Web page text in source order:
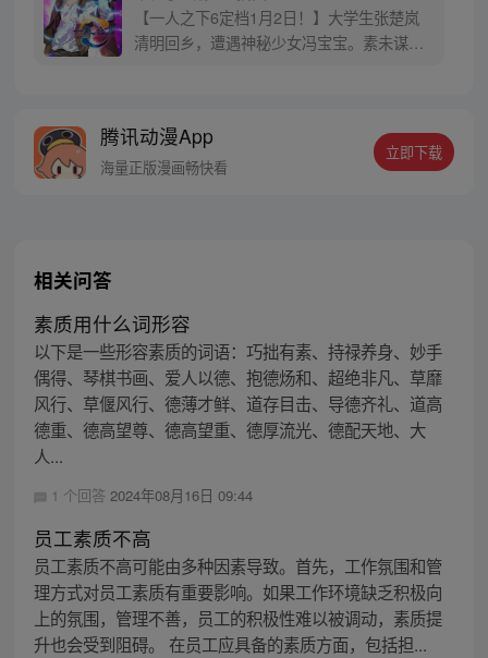
【一人之下6定档1月2日！】大学生张楚岚
清明回乡，遭遇神秘少女冯宝宝。素未谋面
密，张楚岚的生活被彻底颠覆，与冯宝宝一
同踏上“异人”之旅。
腾讯动漫App
海量正版漫画畅快看
立即下载
相关问答
素质用什么词形容
以下是一些形容素质的词语：巧拙有素、持禄养身、妙手
偶得、琴棋书画、爱人以德、抱德炀和、超绝非凡、草靡
风行、草偃风行、德薄才鲜、道存目击、导德齐礼、道高
德重、德高望尊、德高望重、德厚流光、德配天地、大
人...
1 个回答 2024年08月16日 09:44
员工素质不高
员工素质不高可能由多种因素导致。首先，工作氛围和管
理方式对员工素质有重要影响。如果工作环境缺乏积极向
上的氛围，管理不善，员工的积极性难以被调动，素质提
升也会受到阻碍。 在员工应具备的素质方面，包括担...